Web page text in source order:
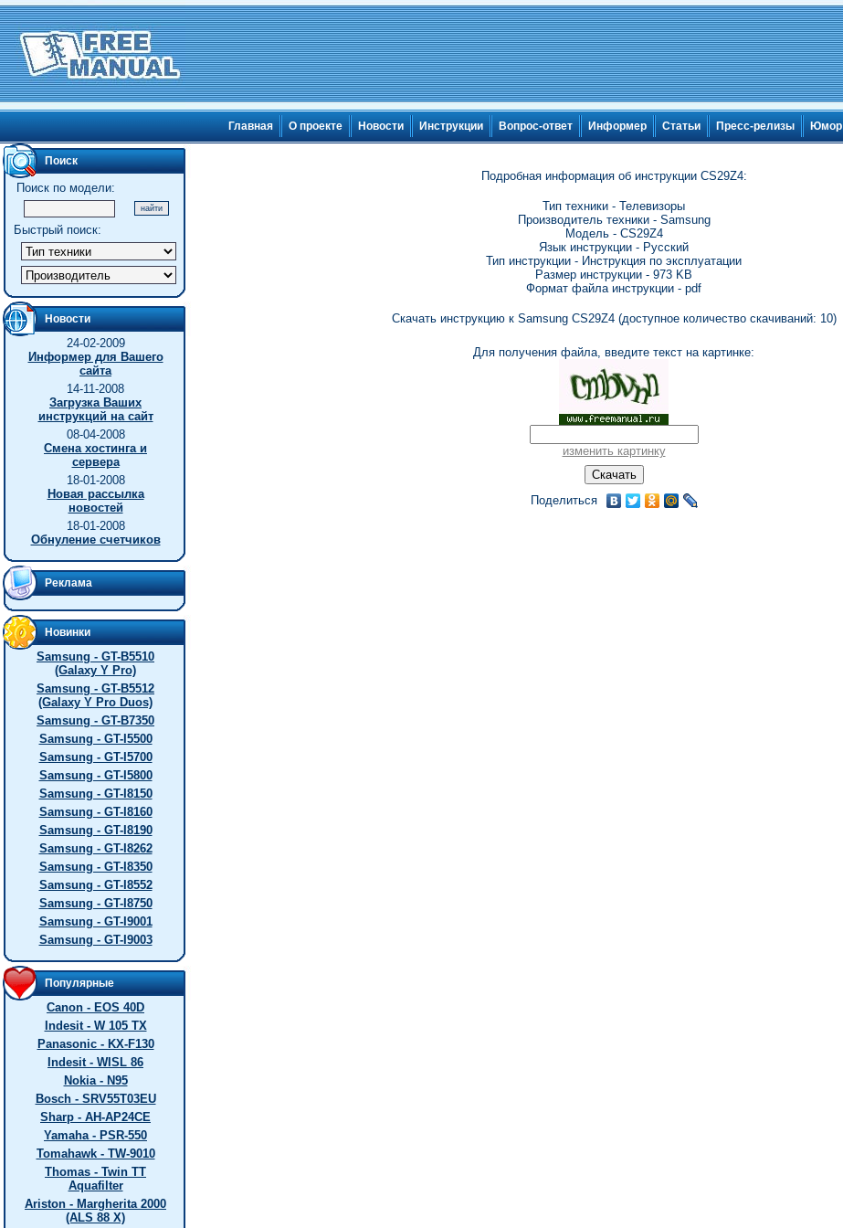
Главная О проекте Новости Инструкции Вопрос-ответ Информер Статьи Пресс-релизы Юмор
Поиск
Поиск по модели:
Быстрый поиск:
Новости
24-02-2009
Информер для Вашего
сайта
14-11-2008
Загрузка Ваших
инструкций на сайт
08-04-2008
Смена хостинга и
сервера
18-01-2008
Новая рассылка
новостей
18-01-2008
Обнуление счетчиков
Реклама
Новинки
Samsung - GT-B5510
(Galaxy Y Pro)
Samsung - GT-B5512
(Galaxy Y Pro Duos)
Samsung - GT-B7350
Samsung - GT-I5500
Samsung - GT-I5700
Samsung - GT-I5800
Samsung - GT-I8150
Samsung - GT-I8160
Samsung - GT-I8190
Samsung - GT-I8262
Samsung - GT-I8350
Samsung - GT-I8552
Samsung - GT-I8750
Samsung - GT-I9001
Samsung - GT-I9003
Популярные
Canon - EOS 40D
Indesit - W 105 TX
Panasonic - KX-F130
Indesit - WISL 86
Nokia - N95
Bosch - SRV55T03EU
Sharp - AH-AP24CE
Yamaha - PSR-550
Tomahawk - TW-9010
Thomas - Twin TT
Aquafilter
Ariston - Margherita 2000
(ALS 88 X)
Подробная информация об инструкции CS29Z4:
Тип техники - Телевизоры
Производитель техники - Samsung
Модель - CS29Z4
Язык инструкции - Русский
Тип инструкции - Инструкция по эксплуатации
Размер инструкции - 973 KB
Формат файла инструкции - pdf
Скачать инструкцию к Samsung CS29Z4 (доступное количество скачиваний: 10)
Для получения файла, введите текст на картинке:
изменить картинку
Поделиться